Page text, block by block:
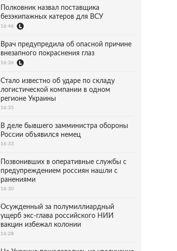
Полковник назвал поставщика
безэкипажных катеров для ВСУ
16:46
Врач предупредила об опасной причине
внезапного покраснения глаз
16:36
Стало известно об ударе по складу
логистической компании в одном
регионе Украины
16:35
В деле бывшего замминистра обороны
России объявился немец
16:33
Позвонивших в оперативные службы с
предупреждением россиян нашли с
ранениями
16:30
Осужденный за полумиллиардный
ущерб экс-глава российского НИИ
вакцин избежал колонии
16:28